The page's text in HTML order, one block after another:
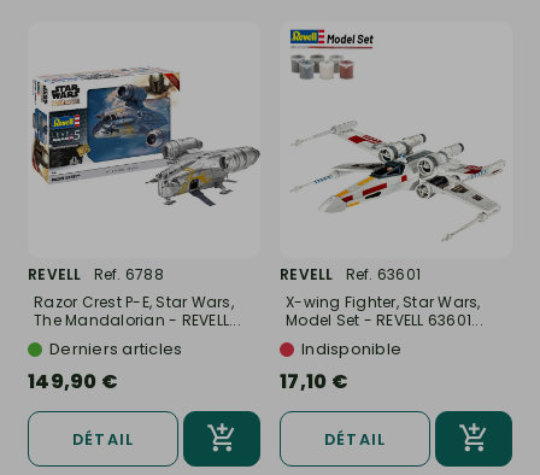
REVELL
Ref. 6788
Razor Crest P-E, Star Wars,
The Mandalorian - REVELL...
Derniers articles
149,90 €
DÉTAIL
REVELL
Ref. 63601
X-wing Fighter, Star Wars,
Model Set - REVELL 63601...
Indisponible
17,10 €
DÉTAIL